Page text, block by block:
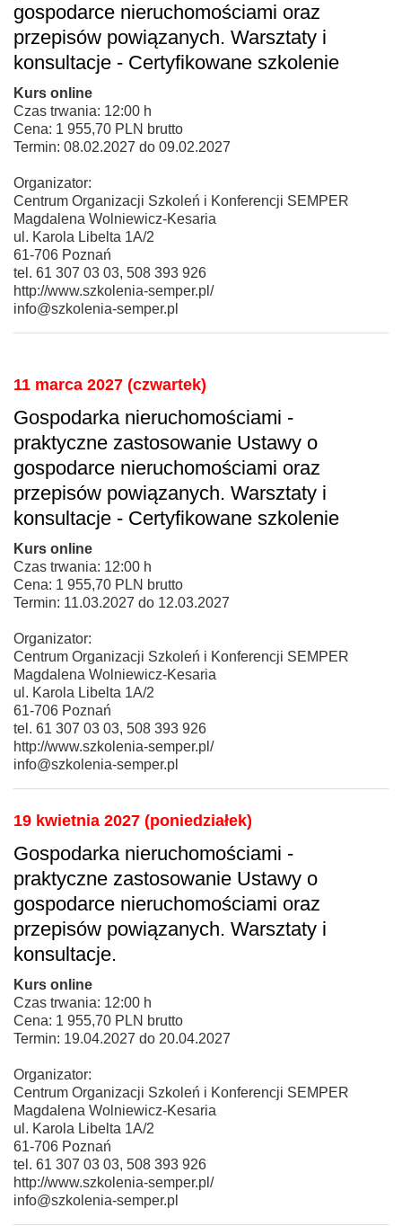
gospodarce nieruchomościami oraz
przepisów powiązanych. Warsztaty i
konsultacje - Certyfikowane szkolenie
Kurs online
Czas trwania: 12:00 h
Cena: 1 955,70 PLN brutto
Termin: 08.02.2027 do 09.02.2027
Organizator:
Centrum Organizacji Szkoleń i Konferencji SEMPER
Magdalena Wolniewicz-Kesaria
ul. Karola Libelta 1A/2
61-706 Poznań
tel. 61 307 03 03, 508 393 926
http://www.szkolenia-semper.pl/
info@szkolenia-semper.pl
11 marca 2027 (czwartek)
Gospodarka nieruchomościami -
praktyczne zastosowanie Ustawy o
gospodarce nieruchomościami oraz
przepisów powiązanych. Warsztaty i
konsultacje - Certyfikowane szkolenie
Kurs online
Czas trwania: 12:00 h
Cena: 1 955,70 PLN brutto
Termin: 11.03.2027 do 12.03.2027
Organizator:
Centrum Organizacji Szkoleń i Konferencji SEMPER
Magdalena Wolniewicz-Kesaria
ul. Karola Libelta 1A/2
61-706 Poznań
tel. 61 307 03 03, 508 393 926
http://www.szkolenia-semper.pl/
info@szkolenia-semper.pl
19 kwietnia 2027 (poniedziałek)
Gospodarka nieruchomościami -
praktyczne zastosowanie Ustawy o
gospodarce nieruchomościami oraz
przepisów powiązanych. Warsztaty i
konsultacje.
Kurs online
Czas trwania: 12:00 h
Cena: 1 955,70 PLN brutto
Termin: 19.04.2027 do 20.04.2027
Organizator:
Centrum Organizacji Szkoleń i Konferencji SEMPER
Magdalena Wolniewicz-Kesaria
ul. Karola Libelta 1A/2
61-706 Poznań
tel. 61 307 03 03, 508 393 926
http://www.szkolenia-semper.pl/
info@szkolenia-semper.pl